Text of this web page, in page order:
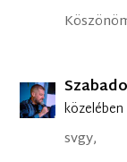
közelében
svgy,